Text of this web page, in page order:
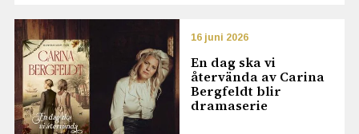
16 juni 2026
En dag ska vi
återvända av Carina
Bergfeldt blir
dramaserie